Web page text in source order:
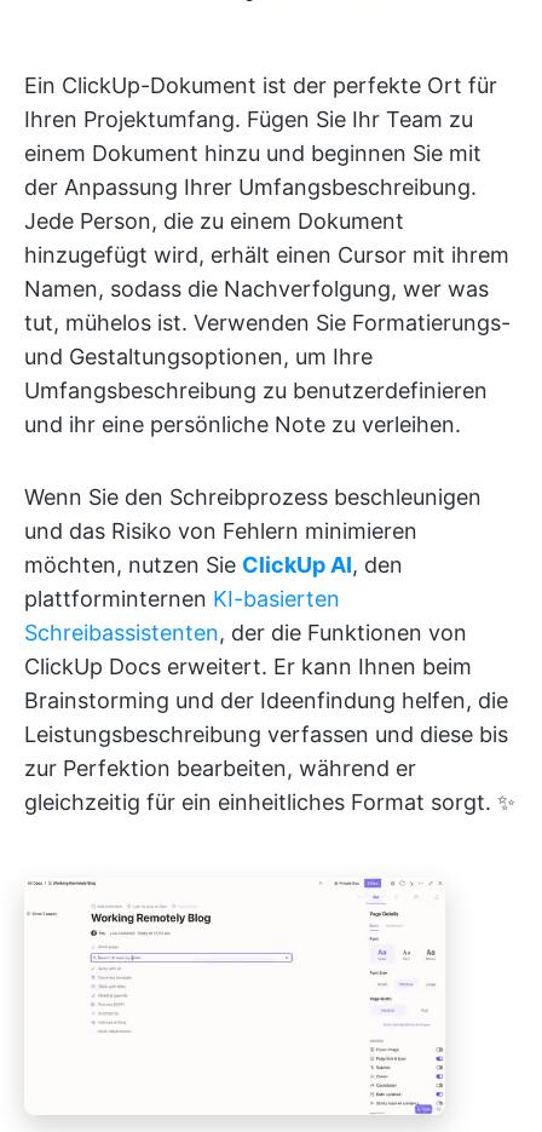
Ein ClickUp-Dokument ist der perfekte Ort für
Ihren Projektumfang. Fügen Sie Ihr Team zu
einem Dokument hinzu und beginnen Sie mit
der Anpassung Ihrer Umfangsbeschreibung.
Jede Person, die zu einem Dokument
hinzugefügt wird, erhält einen Cursor mit ihrem
Namen, sodass die Nachverfolgung, wer was
tut, mühelos ist. Verwenden Sie Formatierungs-
und Gestaltungsoptionen, um Ihre
Umfangsbeschreibung zu benutzerdefinieren
und ihr eine persönliche Note zu verleihen.
Wenn Sie den Schreibprozess beschleunigen
und das Risiko von Fehlern minimieren
möchten, nutzen Sie ClickUp AI, den
plattforminternen KI-basierten
Schreibassistenten, der die Funktionen von
ClickUp Docs erweitert. Er kann Ihnen beim
Brainstorming und der Ideenfindung helfen, die
Leistungsbeschreibung verfassen und diese bis
zur Perfektion bearbeiten, während er
gleichzeitig für ein einheitliches Format sorgt. ✨